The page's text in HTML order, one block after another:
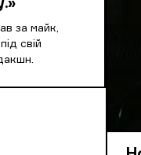
за майк,
свій